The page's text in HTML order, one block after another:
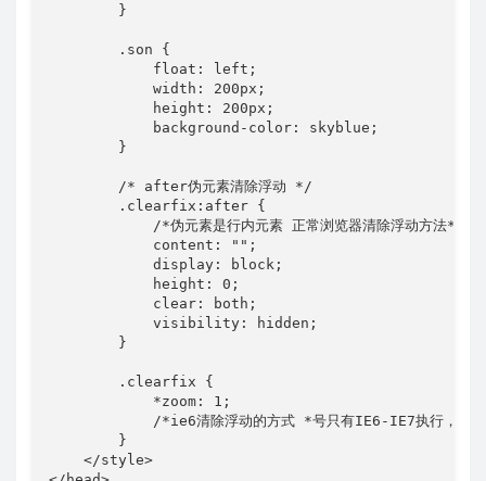
        }
        .son {
            float: left;
            width: 200px;
            height: 200px;
            background-color: skyblue;
        }
        /* after伪元素清除浮动 */
        .clearfix:after {
            /*伪元素是行内元素 正常浏览器清除浮动方法*/
            content: "";
            display: block;
            height: 0;
            clear: both;
            visibility: hidden;
        }
        .clearfix {
            *zoom: 1;
/*ie6清除浮动的方式 *号只有IE6-IE7执行，其他
        }
    </style>